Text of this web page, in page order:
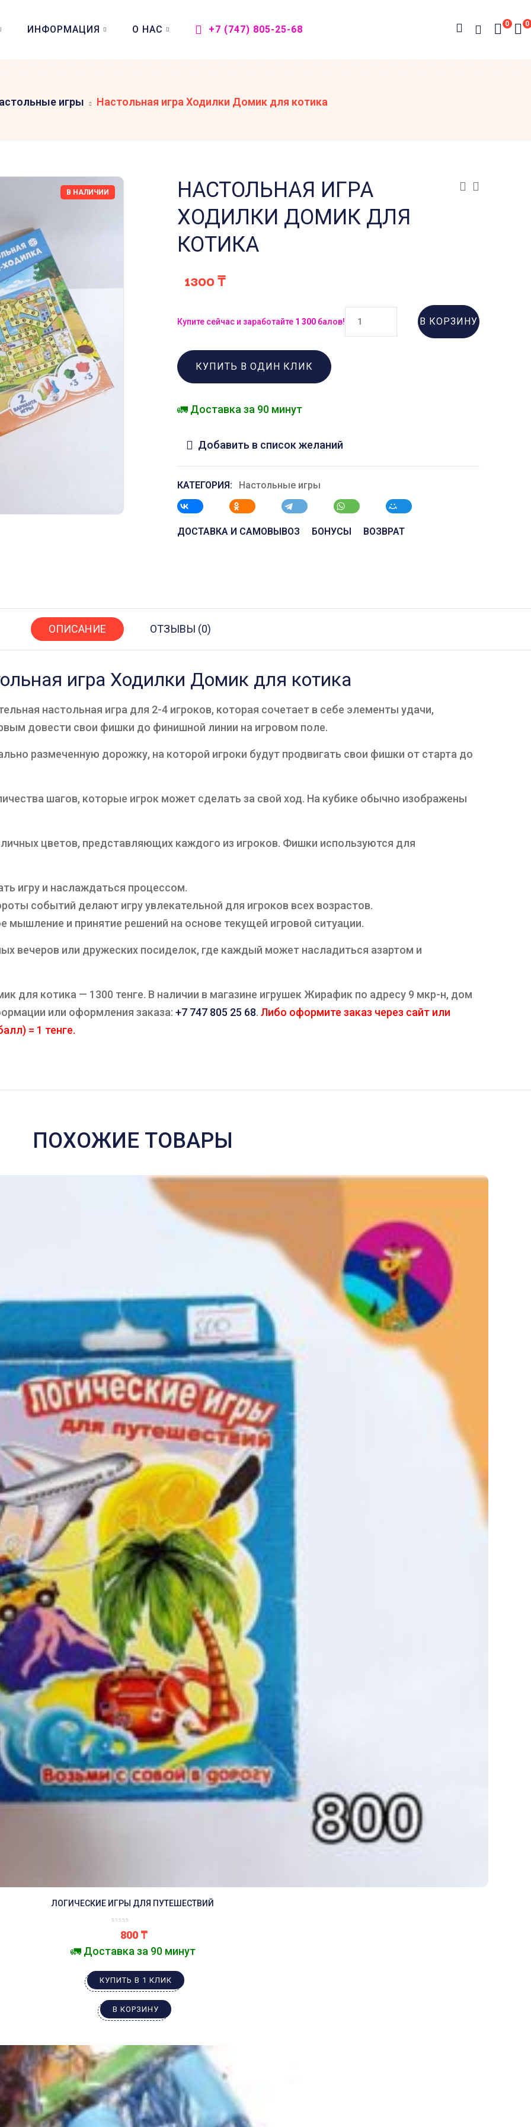
ИНФОРМАЦИЯ О НАС +7 (747) 805-25-68
0
0
игры Настольная игра Ходилки Домик для котика
В НАЛИЧИИ
НАСТОЛЬНАЯ ИГРА
ХОДИЛКИ ДОМИК ДЛЯ
КОТИКА
1300₸
Купите сейчас и заработайте 1 300 балов! В КОРЗИНУ
КУПИТЬ В ОДИН КЛИК
🚛 Доставка за 90 минут
Добавить в список желаний
КАТЕГОРИЯ: Настольные игры
ДОСТАВКА И САМОВЫВОЗ БОНУСЫ ВОЗВРАТ
ОПИСАНИЕ ОТЗЫВЫ (0)
игра Ходилки Домик для котика
настольная игра для 2-4 игроков, которая сочетает в себе элементы удачи,
довести свои фишки до финишной линии на игровом поле.
размеченную дорожку, на которой игроки будут продвигать свои фишки от старта до
шагов, которые игрок может сделать за свой ход. На кубике обычно изображены
цветов, представляющих каждого из игроков. Фишки используются для
игру и наслаждаться процессом.
событий делают игру увлекательной для игроков всех возрастов.
мышление и принятие решений на основе текущей игровой ситуации.
вечеров или дружеских посиделок, где каждый может насладиться азартом и
для котика — 1300 тенге. В наличии в магазине игрушек Жирафик по адресу 9 мкр-н, дом
или оформления заказа: +7 747 805 25 68. Либо оформите заказ через сайт или
= 1 тенге.
ПОХОЖИЕ ТОВАРЫ
ЛОГИЧЕСКИЕ ИГРЫ ДЛЯ ПУТЕШЕСТВИЙ
800 ₸
🚛 Доставка за 90 минут
КУПИТЬ В 1 КЛИК
В КОРЗИНУ